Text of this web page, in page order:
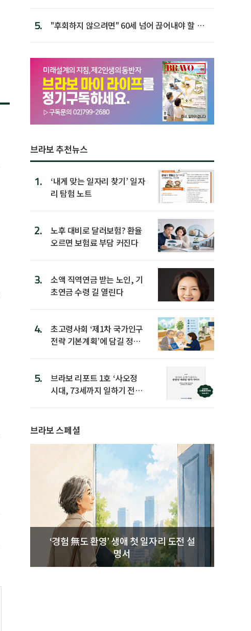
5.
"후회하지 않으려면" 60세 넘어 끊어내야 할 사
브라보 추천뉴스
1.
‘내게 맞는 일자리 찾기’ 일자
리 탐험 노트
2.
노후 대비로 달러보험? 환율
오르면 보험료 부담 커진다
3.
소액 직역연금 받는 노인, 기
초연금 수령 길 열린다
4.
초고령사회 ‘제1차 국가인구
전략 기본계획’에 담길 정책
5.
브라보 리포트 1호 ‘사오정
시대, 73세까지 일하기 전략’
브라보 스페셜
‘경험 無도 환영’ 생애 첫 일자리 도전 설
명서